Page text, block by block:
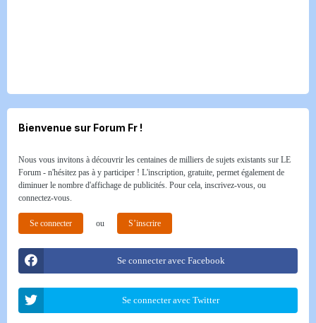
Bienvenue sur Forum Fr !
Nous vous invitons à découvrir les centaines de milliers de sujets existants sur LE
Forum - n'hésitez pas à y participer ! L'inscription, gratuite, permet également de
diminuer le nombre d'affichage de publicités. Pour cela, inscrivez-vous, ou
connectez-vous.
Se connecter ou S’inscrire
Se connecter avec Facebook
Se connecter avec Twitter